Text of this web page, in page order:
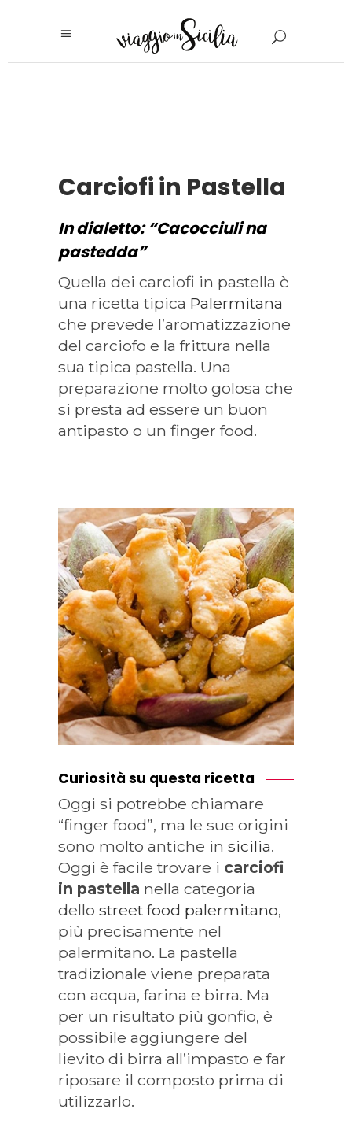
Carciofi in Pastella
In dialetto: “Cacocciuli na
pastedda”
Quella dei carciofi in pastella è
una ricetta tipica Palermitana
che prevede l’aromatizzazione
del carciofo e la frittura nella
sua tipica pastella. Una
preparazione molto golosa che
si presta ad essere un buon
antipasto o un finger food.
Curiosità su questa ricetta
Oggi si potrebbe chiamare
“finger food”, ma le sue origini
sono molto antiche in sicilia.
Oggi è facile trovare i carciofi
in pastella nella categoria
dello street food palermitano,
più precisamente nel
palermitano. La pastella
tradizionale viene preparata
con acqua, farina e birra. Ma
per un risultato più gonfio, è
possibile aggiungere del
lievito di birra all’impasto e far
riposare il composto prima di
utilizzarlo.